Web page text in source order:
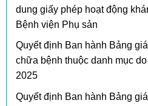
dung giấy phép hoạt động
Bệnh viện Phụ sản
Quyết định Ban hành Bảng
chữa bệnh thuộc danh mục
2025
Quyết định Ban hành Bảng